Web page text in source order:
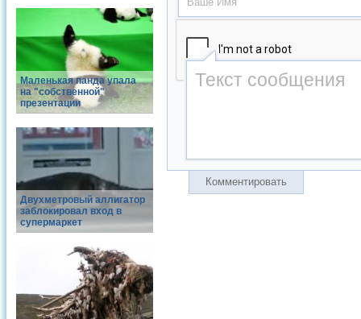
Маленькая панда упала
на "собственной"
презентации
Двухметровый аллигатор
заблокировал вход в
супермаркет
Комментировать